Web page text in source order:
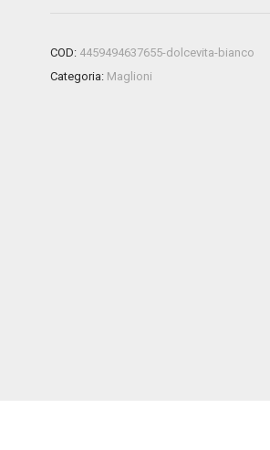
COD: 4459494637655-dolcevita-bianco
Categoria: Maglioni